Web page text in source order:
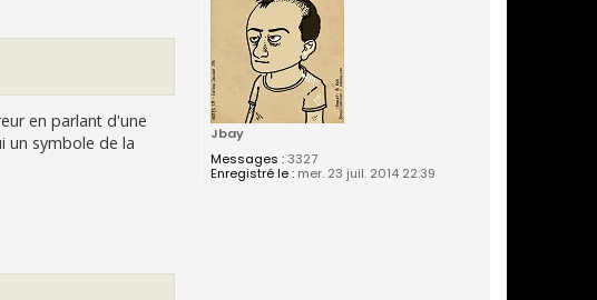
Jbay
Messages :3327
Enregistré le :mer. 23 juil. 2014 22:39
en parlant d'une
un symbole de la